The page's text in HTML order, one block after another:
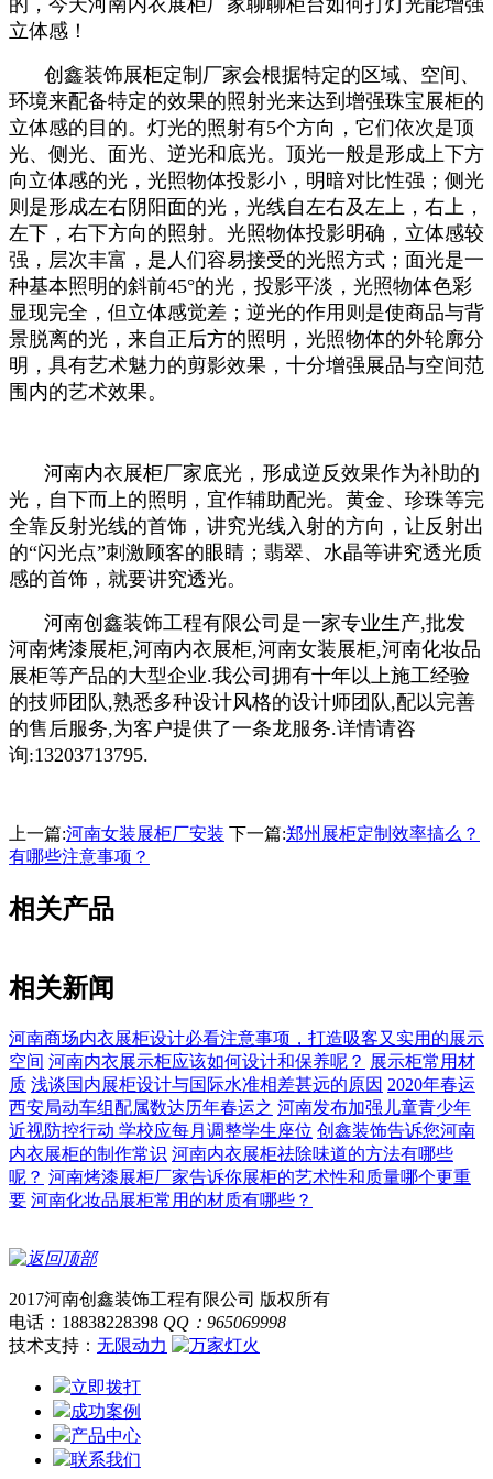
的，今天河南内衣展柜厂家聊聊柜台如何打灯光能增强
立体感！
创鑫装饰展柜定制厂家会根据特定的区域、空间、
环境来配备特定的效果的照射光来达到增强珠宝展柜的
立体感的目的。灯光的照射有5个方向，它们依次是顶
光、侧光、面光、逆光和底光。顶光一般是形成上下方
向立体感的光，光照物体投影小，明暗对比性强；侧光
则是形成左右阴阳面的光，光线自左右及左上，右上，
左下，右下方向的照射。光照物体投影明确，立体感较
强，层次丰富，是人们容易接受的光照方式；面光是一
种基本照明的斜前45°的光，投影平淡，光照物体色彩
显现完全，但立体感觉差；逆光的作用则是使商品与背
景脱离的光，来自正后方的照明，光照物体的外轮廓分
明，具有艺术魅力的剪影效果，十分增强展品与空间范
围内的艺术效果。
河南内衣展柜厂家底光，形成逆反效果作为补助的
光，自下而上的照明，宜作辅助配光。黄金、珍珠等完
全靠反射光线的首饰，讲究光线入射的方向，让反射出
的“闪光点”刺激顾客的眼睛；翡翠、水晶等讲究透光质
感的首饰，就要讲究透光。
河南创鑫装饰工程有限公司是一家专业生产,批发
河南烤漆展柜,河南内衣展柜,河南女装展柜,河南化妆品
展柜等产品的大型企业.我公司拥有十年以上施工经验
的技师团队,熟悉多种设计风格的设计师团队,配以完善
的售后服务,为客户提供了一条龙服务.详情请咨
询:13203713795.
上一篇:河南女装展柜厂安装 下一篇:郑州展柜定制效率搞么？
有哪些注意事项？
相关产品
相关新闻
河南商场内衣展柜设计必看注意事项，打造吸客又实用的展示
空间 河南内衣展示柜应该如何设计和保养呢？ 展示柜常用材
质 浅谈国内展柜设计与国际水准相差甚远的原因 2020年春运
西安局动车组配属数达历年春运之 河南发布加强儿童青少年
近视防控行动 学校应每月调整学生座位 创鑫装饰告诉您河南
内衣展柜的制作常识 河南内衣展柜祛除味道的方法有哪些
呢？ 河南烤漆展柜厂家告诉你展柜的艺术性和质量哪个更重
要 河南化妆品展柜常用的材质有哪些？
2017河南创鑫装饰工程有限公司 版权所有
电话：18838228398 QQ：965069998
技术支持： 无限动力
立即拨打
成功案例
产品中心
联系我们